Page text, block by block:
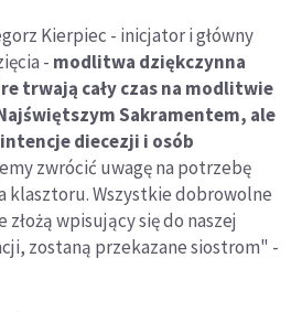
Kierpiec - inicjator i główny
- modlitwa dziękczynna
trwają cały czas na modlitwie
Sakramentem, ale
diecezji i osób
zwrócić uwagę na potrzebę
klasztoru. Wszystkie dobrowolne
wpisujący się do naszej
zostaną przekazane siostrom" -